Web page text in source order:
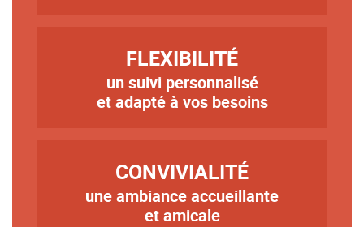
FLEXIBILITÉ
un suivi personnalisé
et adapté à vos besoins
CONVIVIALITÉ
Texteune ambiance accueillante
et amicale